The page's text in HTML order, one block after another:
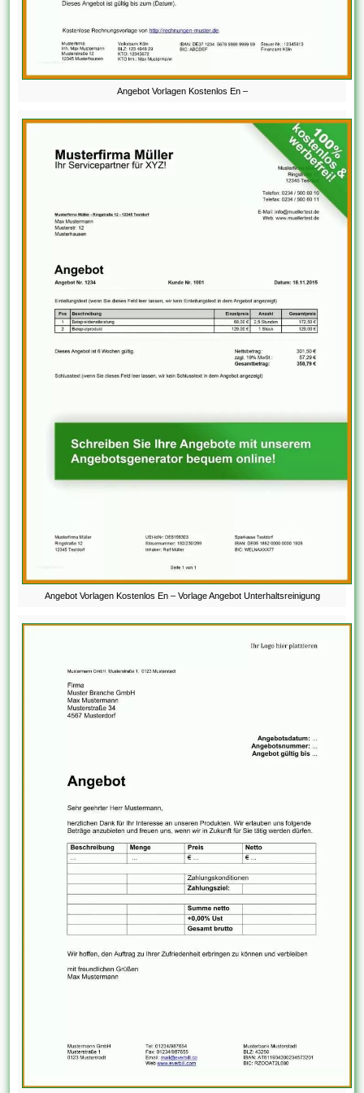
Angebot Vorlagen Kostenlos En –
Angebot Vorlagen Kostenlos En – Vorlage Angebot Unterhaltsreinigung